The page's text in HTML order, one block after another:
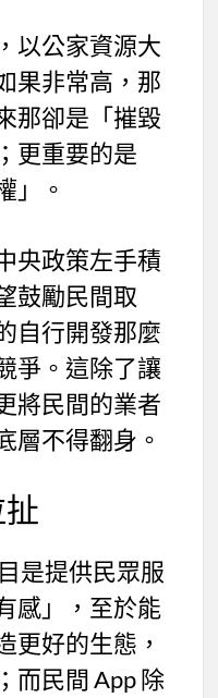
以公家資源大
果非常高，那
那卻是「摧毀
更重要的是
」。
央政策左手積
鼓勵民間取
自行開發那麼
爭。這除了讓
將民間的業者
層不得翻身。
是提供民眾服
感」，至於能
更好的生態，
而民間 App 除